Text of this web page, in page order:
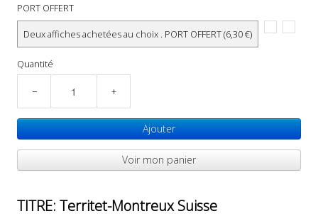
0
PORT OFFERT
Deux affiches achetées au choix . PORT OFFERT (6,30 €)
Quantité
− +
Ajouter
Voir mon panier
TITRE: Territet-Montreux Suisse